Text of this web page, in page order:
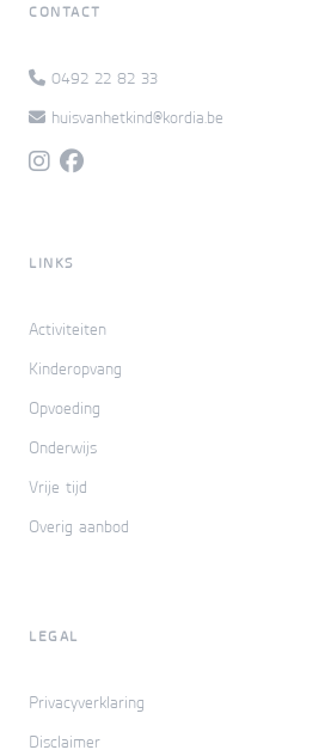
CONTACT
0492 22 82 33
huisvanhetkind@kordia.be
LINKS
Activiteiten
Kinderopvang
Opvoeding
Onderwijs
Vrije tijd
Overig aanbod
LEGAL
Privacyverklaring
Disclaimer